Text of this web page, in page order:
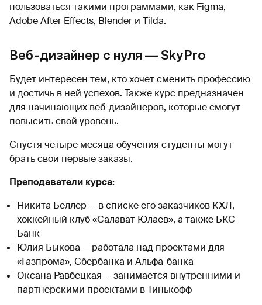
пользоваться такими программами, как Figma,
Adobe After Effects, Blender и Tilda.
Веб-дизайнер с нуля — SkyPro
Будет интересен тем, кто хочет сменить профессию
и достичь в ней успехов. Также курс предназначен
для начинающих веб-дизайнеров, которые смогут
повысить свой уровень.
Спустя четыре месяца обучения студенты могут
брать свои первые заказы.
Преподаватели курса:
Никита Беллер — в списке его заказчиков КХЛ,
хоккейный клуб «Салават Юлаев», а также БКС
Банк
Юлия Быкова — работала над проектами для
«Газпрома», Сбербанка и Альфа-банка
Оксана Равбецкая — занимается внутренними и
партнерскими проектами в Тинькофф